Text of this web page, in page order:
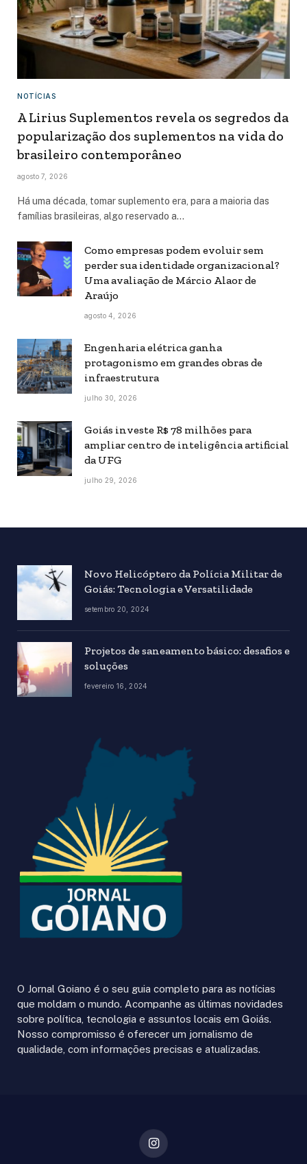
NOTÍCIAS
A Lirius Suplementos revela os segredos da
popularização dos suplementos na vida do
brasileiro contemporâneo
agosto 7, 2026
Há uma década, tomar suplemento era, para a maioria das
famílias brasileiras, algo reservado a…
Como empresas podem evoluir sem
perder sua identidade organizacional?
Uma avaliação de Márcio Alaor de
Araújo
agosto 4, 2026
Engenharia elétrica ganha
protagonismo em grandes obras de
infraestrutura
julho 30, 2026
Goiás investe R$ 78 milhões para
ampliar centro de inteligência artificial
da UFG
julho 29, 2026
Novo Helicóptero da Polícia Militar de
Goiás: Tecnologia e Versatilidade
setembro 20, 2024
Projetos de saneamento básico: desafios e
soluções
fevereiro 16, 2024
O Jornal Goiano é o seu guia completo para as notícias
que moldam o mundo. Acompanhe as últimas novidades
sobre política, tecnologia e assuntos locais em Goiás.
Nosso compromisso é oferecer um jornalismo de
qualidade, com informações precisas e atualizadas.
Instagram